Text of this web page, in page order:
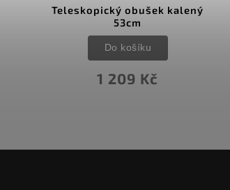
Teleskopický obušek kalený
53cm
1 209 Kč
Do košíku